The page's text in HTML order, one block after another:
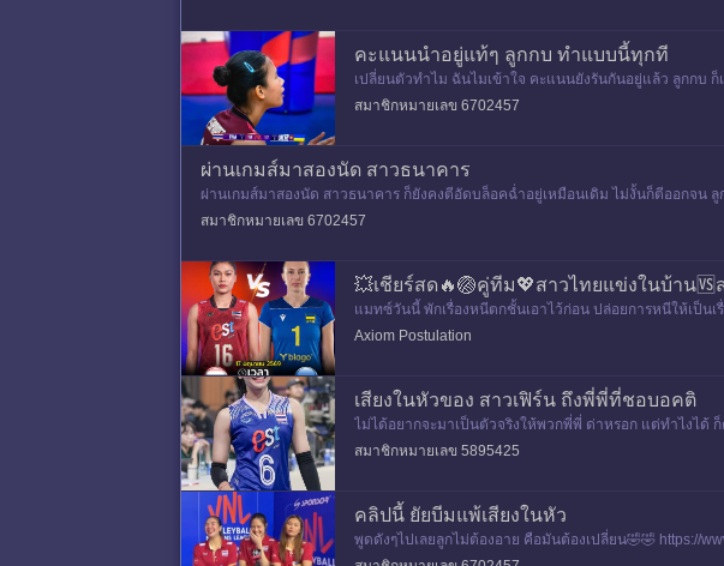
คะแนนนำอยู่แท้ๆ ลูกกบ ทำแบบนี้ทุกที
เปลี่ยนตัวทำไม ฉันไมเข้าใจ คะแนนยังรันกันอยู่แล้ว ลูกกบ
อันนี้ฉันไม่โทษน้องค่ะ อิลูกกบ รั
สมาชิกหมายเลข 6702457
ผ่านเกมส์มาสองนัด สาวธนาคาร
ผ่านเกมส์มาสองนัด สาวธนาคาร ก็ยังคงตีอัดบล็อคฉ่ำอยู่เหมือนเดิม ไม่งั้นก็ตีออกจน
สมาชิกหมายเลข 6702457
💥เชียร์สด🔥🏐คู่ทีม💖สาวไทยแข่งในบ้าน
นะ🔥🔥🔥
แมทซ์วันนี้ พักเรื่องหนีตกชั้นเอาไว้ก่อน ปล่อยการหนีให้เป็น
หมา
Axiom Postulation
เสียงในหัวของ สาวเฟิร์น ถึงพี่พี่ที่ชอบอคติ
ไม่ได้อยากจะมาเป็นตัวจริงให้พวกพี่พี่ ด่าหรอก แต่ทำไงได้
ลยค่ะ
สมาชิกหมายเลข 5895425
คลิปนี้ ยัยบีมแพ้เสียงในหัว
พูดดังๆไปเลยลูกไม่ต้องอาย คือมันต้องเปลี่ยน🤣🤣 https://